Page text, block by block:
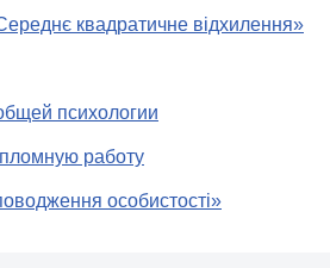
квадратичне відхилення»
психологии
работу
особистості»